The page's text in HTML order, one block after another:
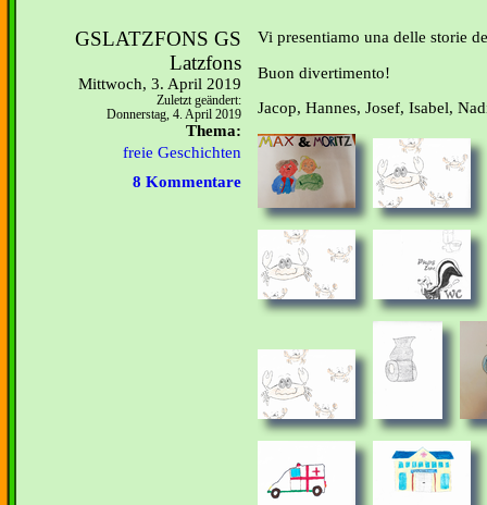
GSLATZFONS GS
Latzfons
Mittwoch, 3. April 2019
Zuletzt geändert:
Donnerstag, 4. April 2019
Thema:
freie Geschichten
8 Kommentare
Vi presentiamo una delle storie
Buon divertimento!
Jacop, Hannes, Josef, Isabel,